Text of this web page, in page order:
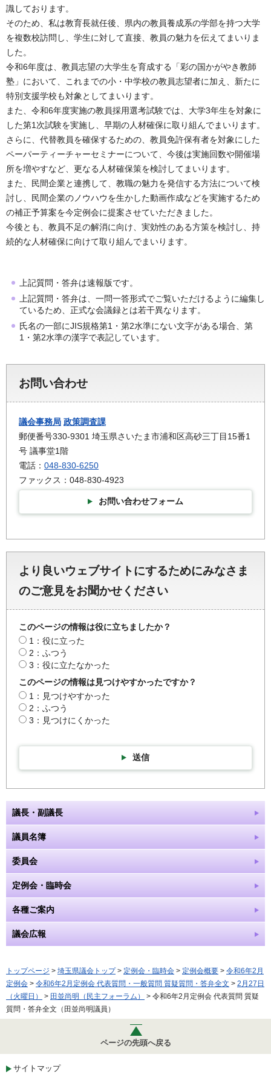
識しております。
そのため、私は教育長就任後、県内の教員養成系の学部を持つ大学
を複数校訪問し、学生に対して直接、教員の魅力を伝えてまいりま
した。
令和6年度は、教員志望の大学生を育成する「彩の国かがやき教師
塾」において、これまでの小・中学校の教員志望者に加え、新たに
特別支援学校も対象としてまいります。
また、令和6年度実施の教員採用選考試験では、大学3年生を対象に
した第1次試験を実施し、早期の人材確保に取り組んでまいります。
さらに、代替教員を確保するための、教員免許保有者を対象にした
ペーパーティーチャーセミナーについて、今後は実施回数や開催場
所を増やすなど、更なる人材確保策を検討してまいります。
また、民間企業と連携して、教職の魅力を発信する方法について検
討し、民間企業のノウハウを生かした動画作成などを実施するため
の補正予算案を今定例会に提案させていただきました。
今後とも、教員不足の解消に向け、実効性のある方策を検討し、持
続的な人材確保に向けて取り組んでまいります。
上記質問・答弁は速報版です。
上記質問・答弁は、一問一答形式でご覧いただけるように編集し
ているため、正式な会議録とは若干異なります。
氏名の一部にJIS規格第1・第2水準にない文字がある場合、第
1・第2水準の漢字で表記しています。
お問い合わせ
議会事務局 政策調査課
郵便番号330-9301 埼玉県さいたま市浦和区高砂三丁目15番1
号 議事堂1階
電話： 048-830-6250
ファックス：048-830-4923
お問い合わせフォーム
より良いウェブサイトにするためにみなさま
のご意見をお聞かせください
このページの情報は役に立ちましたか？
1：役に立った
2：ふつう
3：役に立たなかった
このページの情報は見つけやすかったですか？
1：見つけやすかった
2：ふつう
3：見つけにくかった
送信
議長・副議長
議員名簿
委員会
定例会・臨時会
各種ご案内
議会広報
トップページ > 埼玉県議会トップ> 定例会・臨時会 > 定例会概要 > 令和6年2月
定例会 > 令和6年2月定例会 代表質問・一般質問 質疑質問・答弁全文 > 2月27日
（火曜日）
> 田並尚明（民主フォーラム）
> 令和6年2月定例会 代表質問 質疑
質問・答弁全文（田並尚明議員）
ページの先頭へ戻る
サイトマップ